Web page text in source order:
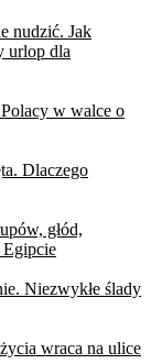
nudzić. Jak
urlop dla
w walce o
Dlaczego
głód,
Niezwykłe ślady
wraca na ulice